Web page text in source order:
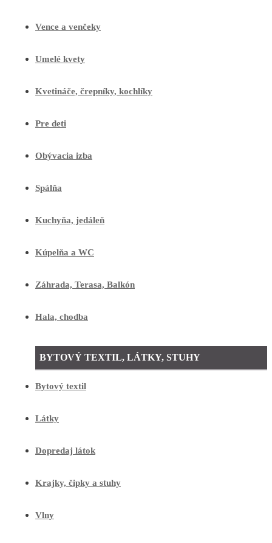
Vence a venčeky
Umelé kvety
Kvetináče, črepníky, kochlíky
Pre deti
Obývacia izba
Spálňa
Kuchyňa, jedáleň
Kúpelňa a WC
Záhrada, Terasa, Balkón
Hala, chodba
BYTOVÝ TEXTIL, LÁTKY, STUHY
Bytový textil
Látky
Dopredaj látok
Krajky, čipky a stuhy
Vlny